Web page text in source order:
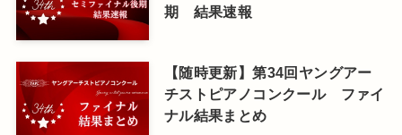
期 結果速報
【随時更新】第34回ヤングアー
チストピアノコンクール ファイ
ナル結果まとめ